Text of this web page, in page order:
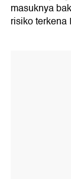
masuknya
risiko terkena